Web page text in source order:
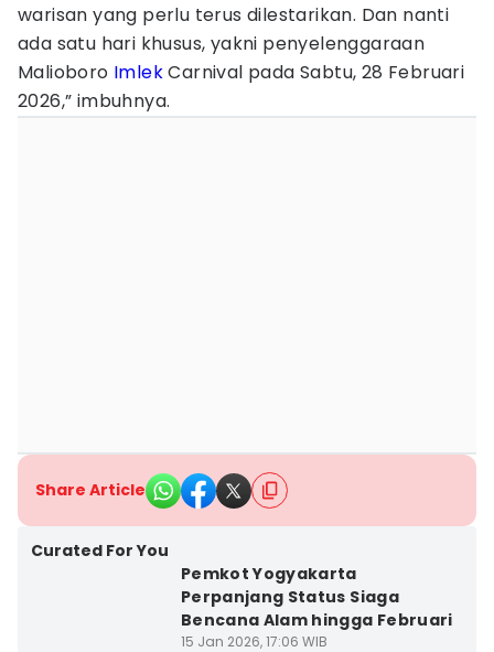
warisan yang perlu terus dilestarikan. Dan nanti
ada satu hari khusus, yakni penyelenggaraan
Malioboro ImlekCarnival pada Sabtu, 28 Februari
2026,” imbuhnya.
Share Article
Curated For You
Pemkot Yogyakarta
Perpanjang Status Siaga
Bencana Alam hingga Februari
15 Jan 2026, 17:06 WIB